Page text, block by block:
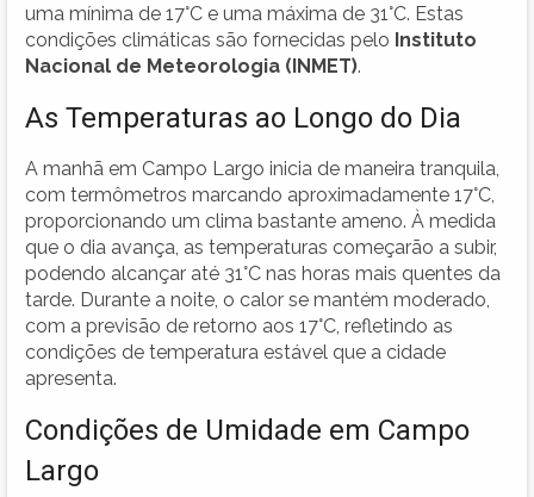
uma mínima de 17°C e uma máxima de 31°C. Estas
condições climáticas são fornecidas pelo Instituto
Nacional de Meteorologia (INMET).
As Temperaturas ao Longo do Dia
A manhã em Campo Largo inicia de maneira tranquila,
com termômetros marcando aproximadamente 17°C,
proporcionando um clima bastante ameno. À medida
que o dia avança, as temperaturas começarão a subir,
podendo alcançar até 31°C nas horas mais quentes da
tarde. Durante a noite, o calor se mantém moderado,
com a previsão de retorno aos 17°C, refletindo as
condições de temperatura estável que a cidade
apresenta.
Condições de Umidade em Campo
Largo